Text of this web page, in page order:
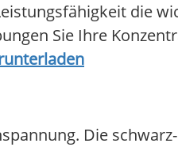
die
Sie Ihre
Die